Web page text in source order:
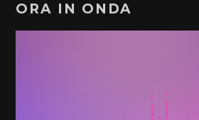
ORA IN ONDA